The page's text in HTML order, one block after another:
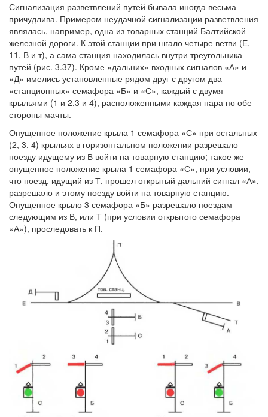
Сигнализация разветвлений путей бывала иногда весьма
причудлива. Примером неудачной сигнализации разветвления
являлась, например, одна из товарных станций Балтийской
железной дороги. К этой станции при шгало четыре ветви (Е,
11, В и т), а сама станция находилась внутри треугольника
путей (рис. 3.37). Кроме «дальних» входных сигналов «А» и
«Д» имелись установленные рядом друг с другом два
«станционных» семафора «Б» и «С», каждый с двумя
крыльями (1 и 2,3 и 4), расположенными каждая пара по обе
стороны мачты.
Опущенное положение крыла 1 семафора «С» при остальных
(2, 3, 4) крыльях в горизонтальном положении разрешало
поезду идущему из В войти на товарную станцию; такое же
опущенное положение крыла 1 семафора «С», при условии,
что поезд, идущий из Т, прошел открытый дальний сигнал «А»,
разрешало и этому поезду войти на товарную станцию.
Опущенное крыло 3 семафора «Б» разрешало поездам
следующим из В, или Т (при условии открытого семафора
«А»), проследовать к П.